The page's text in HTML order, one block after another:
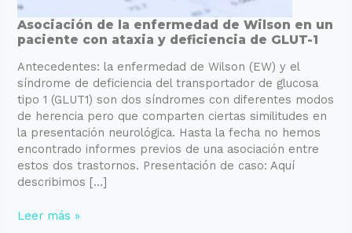
Asociación de la enfermedad de Wilson en un
paciente con ataxia y deficiencia de GLUT-1
Antecedentes: la enfermedad de Wilson (EW) y el
síndrome de deficiencia del transportador de glucosa
tipo 1 (GLUT1) son dos síndromes con diferentes modos
de herencia pero que comparten ciertas similitudes en
la presentación neurológica. Hasta la fecha no hemos
encontrado informes previos de una asociación entre
estos dos trastornos. Presentación de caso: Aquí
describimos […]
Asociación
de
enfermedad
de
Wilson
en
un
paciente
con
ataxia
deficiencia
Leer más »